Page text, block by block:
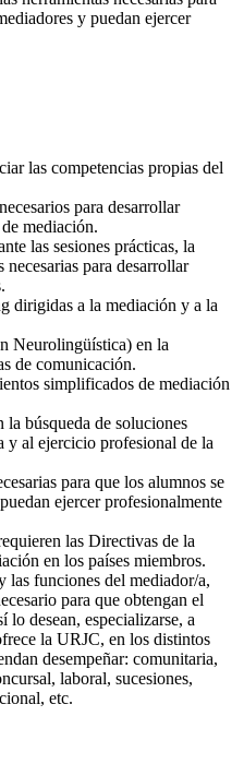
y puedan ejercer
las competencias propias del
para desarrollar
mediación.
las sesiones prácticas, la
para desarrollar
dirigidas a la mediación y a la
Neurolingüística) en la
de comunicación.
simplificados de mediación
la búsqueda de soluciones
y al ejercicio profesional de la
para que los alumnos se
ejercer profesionalmente
las Directivas de la
en los países miembros.
las funciones del mediador/a,
para que obtengan el
lo desean, especializarse, a
la URJC, en los distintos
desempeñar: comunitaria,
laboral, sucesiones,
etc.